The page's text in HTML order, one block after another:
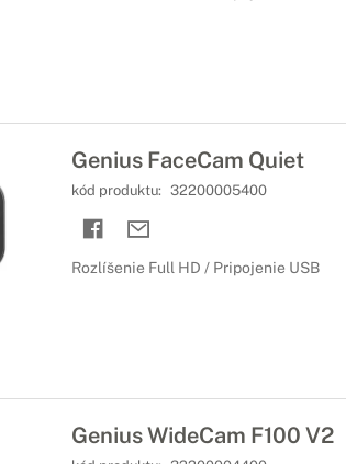
Genius FaceCam Quiet
kód produktu: 32200005400
Rozlíšenie Full HD / Pripojenie USB
Genius WideCam F100 V2